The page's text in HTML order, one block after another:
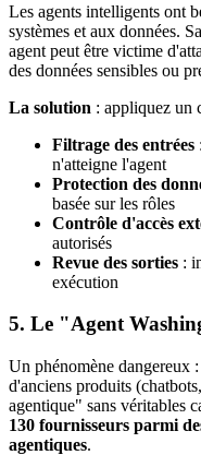
Les agents intelligents ont
systèmes et aux données.
agent peut être victime
des données sensibles ou
La solution : appliquez un
Filtrage des entrées
n'atteigne l'agent
Protection des
basée sur les rôles
Contrôle d'accès
autorisés
Revue des sorties :
exécution
5. Le "Agent
Un phénomène dangereux
d'anciens produits
agentique" sans véritables
130 fournisseurs parmi
agentiques.